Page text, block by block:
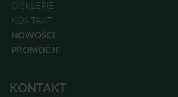
O SKLEPIE
KONTAKT
NOWOŚCI
PROMOCJE
KONTAKT